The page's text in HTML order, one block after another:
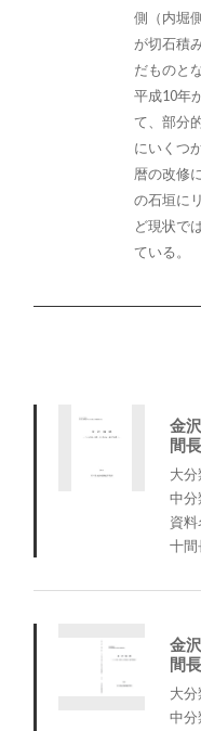
側（内堀
が切石積
だものと
平成10年
て、部分
にいくつ
暦の改修
の石垣に
ど現状で
ている。
金
間
大
中
資
十
金
間
大
中